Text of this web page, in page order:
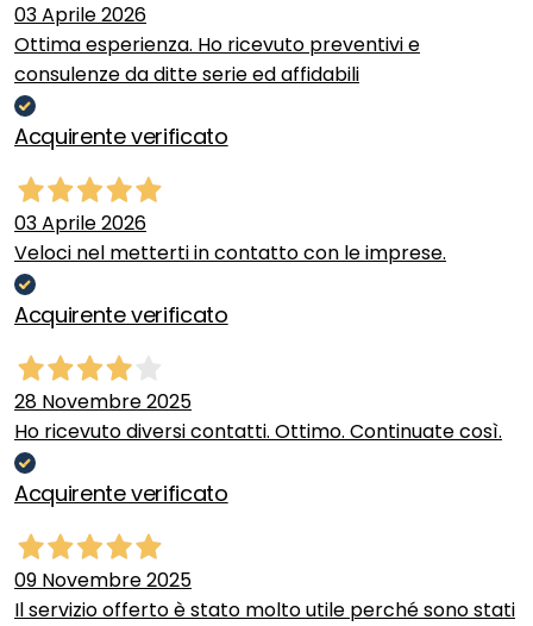
03 Aprile 2026
Ottima esperienza. Ho ricevuto preventivi e
consulenze da ditte serie ed affidabili
Acquirente verificato
03 Aprile 2026
Veloci nel metterti in contatto con le imprese.
Acquirente verificato
28 Novembre 2025
Ho ricevuto diversi contatti. Ottimo. Continuate così.
Acquirente verificato
09 Novembre 2025
Il servizio offerto è stato molto utile perché sono stati